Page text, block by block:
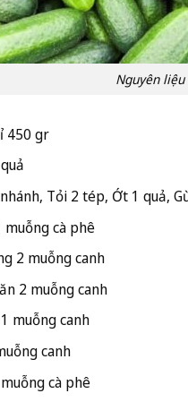
Nguyên
450 gr
Tỏi 2 tép, Ớt 1 quả,
muỗng cà phê
2 muỗng canh
2 muỗng canh
muỗng canh
canh
cà phê